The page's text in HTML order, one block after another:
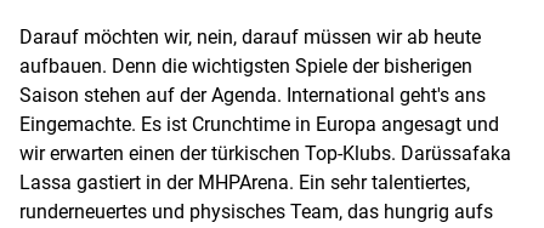
Darauf möchten wir, nein, darauf müssen wir ab heute
aufbauen. Denn die wichtigsten Spiele der bisherigen
Saison stehen auf der Agenda. International geht's ans
Eingemachte. Es ist Crunchtime in Europa angesagt und
wir erwarten einen der türkischen Top-Klubs. Darüssafaka
Lassa gastiert in der MHPArena. Ein sehr talentiertes,
runderneuertes und physisches Team, das hungrig aufs